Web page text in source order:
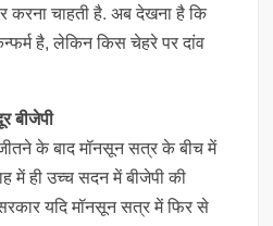
करना चाहती है. अब देखना है कि
है, लेकिन किस चेहरे पर दांव
बीजेपी
के बाद मॉनसून सत्र के बीच में
में ही उच्च सदन में बीजेपी की
यदि मॉनसून सत्र में फिर से